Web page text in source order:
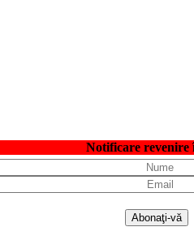
Notificare revenire